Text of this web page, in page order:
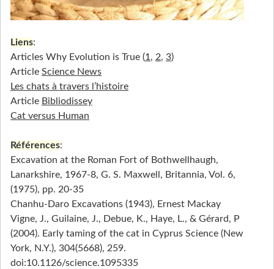
Liens:
Articles Why Evolution is True (1, 2, 3)
Article Science News
Les chats à travers l’histoire
Article Bibliodissey
Cat versus Human
Références:
Excavation at the Roman Fort of Bothwellhaugh,
Lanarkshire, 1967-8, G. S. Maxwell, Britannia, Vol. 6,
(1975), pp. 20-35
Chanhu-Daro Excavations (1943), Ernest Mackay
Vigne, J., Guilaine, J., Debue, K., Haye, L., & Gérard, P
(2004). Early taming of the cat in Cyprus Science (New
York, N.Y.), 304(5668), 259.
doi:10.1126/science.1095335